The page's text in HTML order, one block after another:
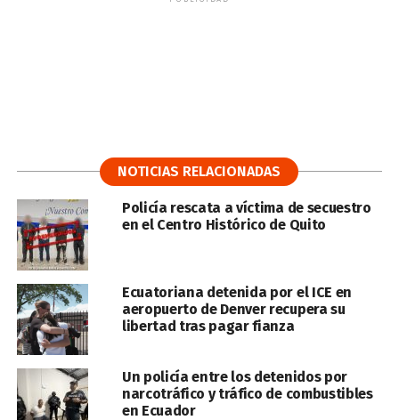
NOTICIAS RELACIONADAS
Policía rescata a víctima de secuestro
en el Centro Histórico de Quito
Ecuatoriana detenida por el ICE en
aeropuerto de Denver recupera su
libertad tras pagar fianza
Un policía entre los detenidos por
narcotráfico y tráfico de combustibles
en Ecuador